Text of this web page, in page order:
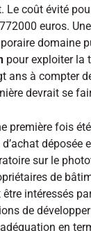
Le coût évité
euros.
domaine
pour exploiter la
ans à compter
devrait se
première fois
déposée
sur le
de
intéressés
de
en